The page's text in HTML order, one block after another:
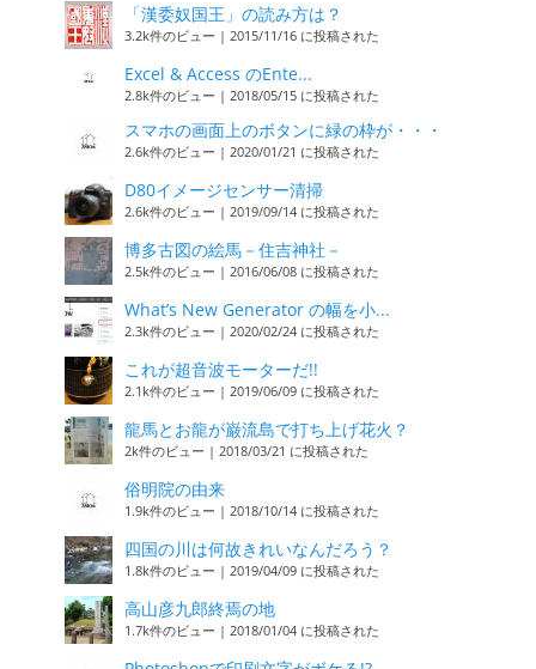
「漢委奴国王」の読み方は？
3.2k件のビュー | 2015/11/16 に投稿された
Excel & Access のEnte...
2.8k件のビュー | 2018/05/15 に投稿された
スマホの画面上のボタンに緑の枠が・・・
2.6k件のビュー | 2020/01/21 に投稿された
D80イメージセンサー清掃
2.6k件のビュー | 2019/09/14 に投稿された
博多古図の絵馬－住吉神社－
2.5k件のビュー | 2016/06/08 に投稿された
What’s New Generator の幅を小...
2.3k件のビュー | 2020/02/24 に投稿された
これが超音波モーターだ!!
2.1k件のビュー | 2019/06/09 に投稿された
龍馬とお龍が巌流島で打ち上げ花火？
2k件のビュー | 2018/03/21 に投稿された
俗明院の由来
1.9k件のビュー | 2018/10/14 に投稿された
四国の川は何故きれいなんだろう？
1.8k件のビュー | 2019/04/09 に投稿された
高山彦九郎終焉の地
1.7k件のビュー | 2018/01/04 に投稿された